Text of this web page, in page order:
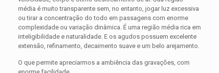
média é muito transparente sem, no entanto, jogar luz excessiva
ou tirar a concentração do todo em passagens com enorme
complexidade ou variação dinâmica. É uma região média rica em
inteligibilidade e naturalidade. E os agudos possuem excelente
extensão, refinamento, decaimento suave e um belo arejamento.
O que permite apreciarmos a ambiência das gravações, com